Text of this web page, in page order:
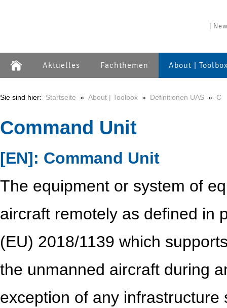
|
Aktuelles Fachthemen About |
Sie sind hier: Startseite » About | Toolbox » Definitionen UAS » C
Command Unit
[EN]: Command Unit
The equipment or system of
aircraft remotely as defined in
(EU) 2018/1139 which
the unmanned aircraft during
exception of any